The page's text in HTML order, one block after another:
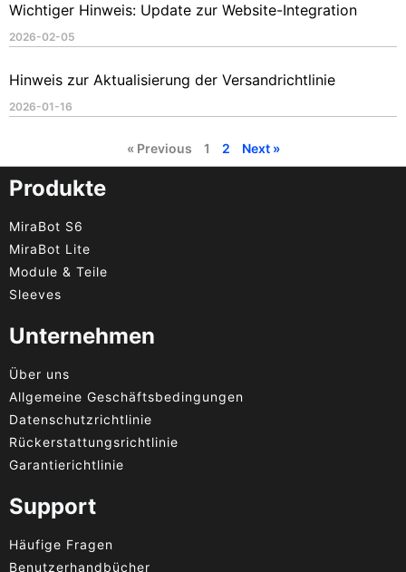
Wichtiger Hinweis: Update zur Website-Integration
2026-02-05
Hinweis zur Aktualisierung der Versandrichtlinie
2026-01-16
« Previous 1 2 Next »
Produkte
MiraBot S6
MiraBot Lite
Module & Teile
Sleeves
Unternehmen
Über uns
Allgemeine Geschäftsbedingungen
Datenschutzrichtlinie
Rückerstattungsrichtlinie
Garantierichtlinie
Support
Häufige Fragen
Benutzerhandbücher